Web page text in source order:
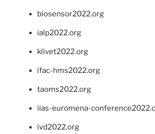
biosensor2022.org
ialp2022.org
klivet2022.org
ifac-hms2022.org
taoms2022.org
iias-euromena-
ivd2022.org